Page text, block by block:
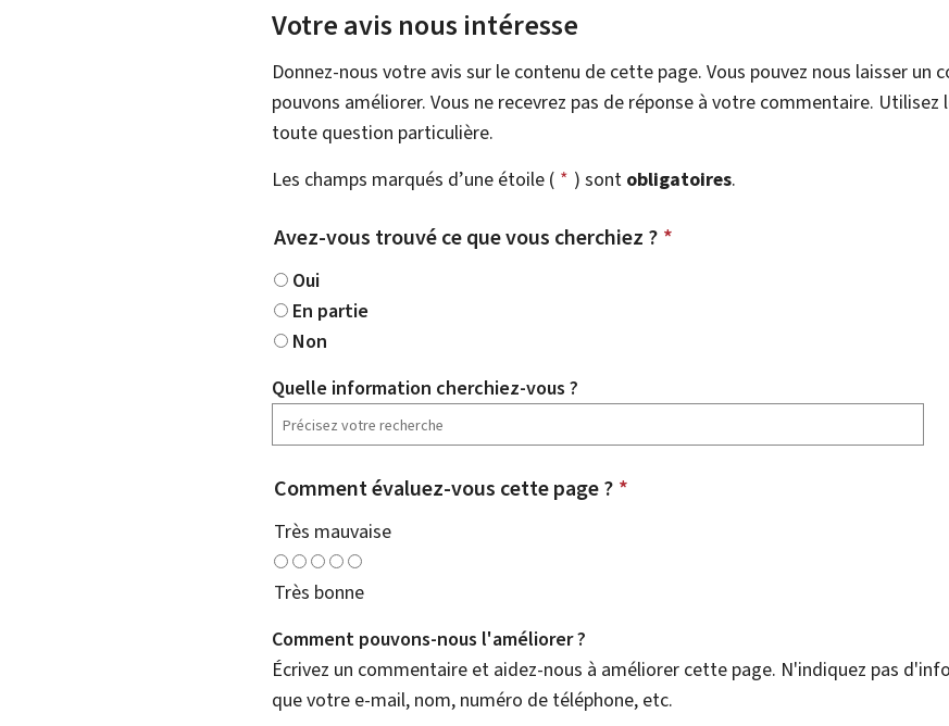
Votre avis nous intéresse
Donnez-nous votre avis sur le contenu de cette page. Vous pouvez nous laisser un
pouvons améliorer. Vous ne recevrez pas de réponse à votre commentaire.
toute question particulière.
Les champs marqués d’une étoile ( * ) sont obligatoires.
Avez-vous trouvé ce que vous cherchiez ? *
Oui
En partie
Non
Quelle information cherchiez-vous ?
Comment évaluez-vous cette page ? *
Très mauvaise
Très bonne
Comment pouvons-nous l'améliorer ?
Écrivez un commentaire et aidez-nous à améliorer cette page. N'indiquez pas
que votre e-mail, nom, numéro de téléphone, etc.